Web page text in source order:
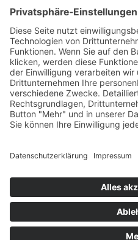
Lageplan
Anfahrt & Parken
Gastronomie
Barrierefreiheit
Kontakt
Erlebniswelt
Veranstaltungen
Höhepunkte & Feste
Ferienprogramm
Neuigkeiten
Tierpatenschaft
Unsere Partner
Tierische Wunschliste
Eintrittspreise